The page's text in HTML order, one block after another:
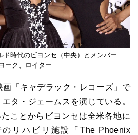
ド時代のビヨンセ（中央）とメンバー
ーク、ロイター
「キャデラック・レコーズ」で
タ・ジェームスを演じている。
ことからビヨンセは全米各地に
リハビリ施設「The Phoenix